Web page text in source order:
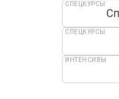
СПЕЦКУРСЫ
СПЕЦКУРСЫ
ИНТЕНСИВЫ